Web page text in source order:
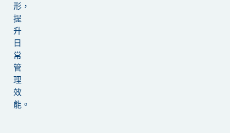
形，
提
升
日
常
管
理
效
能。